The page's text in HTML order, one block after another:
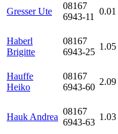
Gresser Ute
08167
6943-11
0.01
Haberl
Brigitte
08167
6943-25
1.05
Hauffe
Heiko
08167
6943-60
2.09
Hauk Andrea
08167
6943-63
1.03